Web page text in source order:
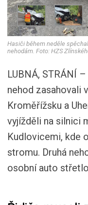
Hasiči během neděle
nehodám. Foto: HZS
LUBNÁ, STRÁNÍ
nehod zasahovali
Kroměřížsku a
vyjížděli na silnici
Kudlovicemi, kde
stromu. Druhá
osobní auto